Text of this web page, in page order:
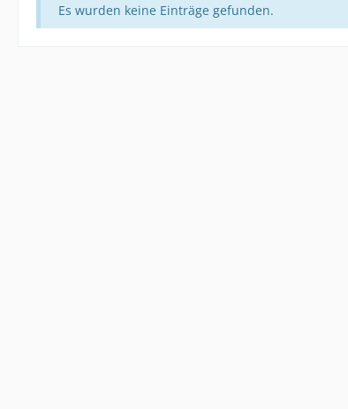
Es wurden keine Einträge gefunden.